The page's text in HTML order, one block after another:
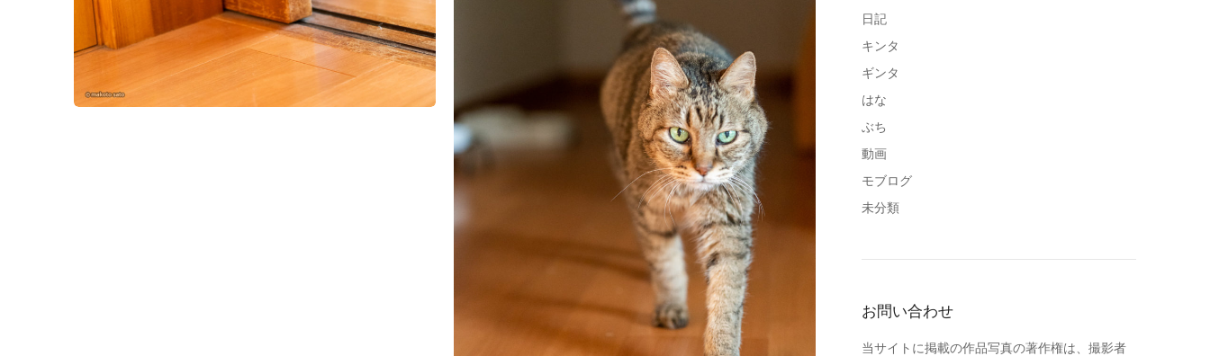
日記
キンタ
ギンタ
はな
ぶち
動画
モブログ
未分類
お問い合わせ
当サイトに掲載の作品写真の著作権は、撮影者